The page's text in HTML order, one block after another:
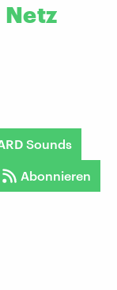
Netz
Sounds
Abonnieren